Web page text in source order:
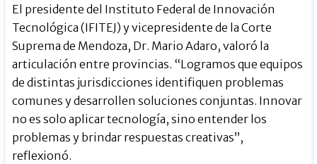
El presidente del Instituto Federal de Innovación
Tecnológica (IFITEJ) y vicepresidente de la Corte
Suprema de Mendoza, Dr. Mario Adaro, valoró la
articulación entre provincias. “Logramos que equipos
de distintas jurisdicciones identifiquen problemas
comunes y desarrollen soluciones conjuntas. Innovar
no es solo aplicar tecnología, sino entender los
problemas y brindar respuestas creativas”,
reflexionó.